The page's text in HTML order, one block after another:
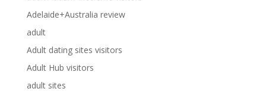
Adelaide+Australia review
adult
Adult dating sites visitors
Adult Hub visitors
adult sites